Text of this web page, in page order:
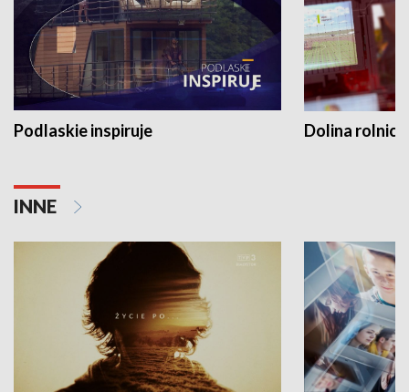
Podlaskie inspiruje Dolina
INNE